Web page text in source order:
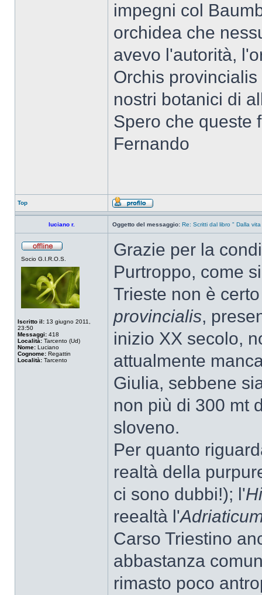
impegni col
orchidea che
avevo l'autorità,
Orchis
nostri botanici di
Spero che queste
Fernando
Top
luciano r. Oggetto del messaggio: Re: Scritti dal libro " Dalla
Socio G.I.R.O.S.
Iscritto il: 13 giugno 2011,
23:50
Messaggi: 418
Località: Tarcento (Ud)
Nome: Luciano
Cognome: Regattin
Località: Tarcento
Grazie per la
Purtroppo, come
Trieste non è
provincialis,
inizio XX secolo,
attualmente
Giulia, sebbene
non più di 300 mt
sloveno.
Per quanto
realtà della
ci sono dubbi!); l'
reealtà l'
Carso Triestino
abbastanza
rimasto poco